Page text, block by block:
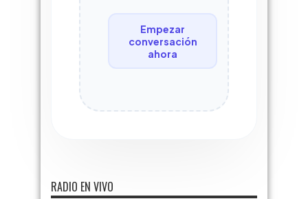
Empezar
conversación
ahora
RADIO EN VIVO